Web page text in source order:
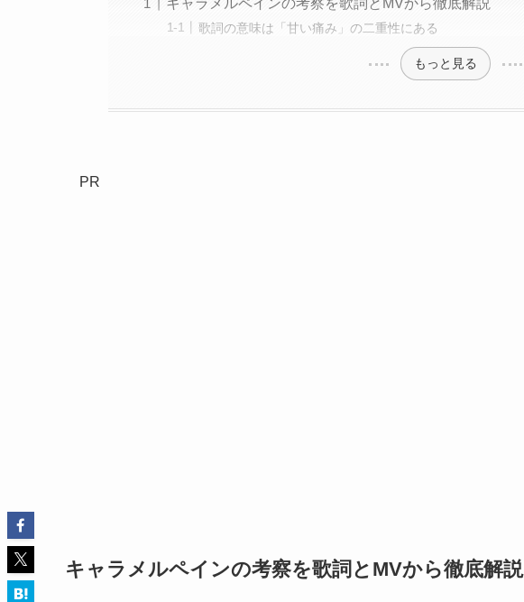
キャラメルペインの考察を歌詞とMVから徹底解説
歌詞の意味は「甘い痛み」の二重性にある
もっと見る
PR
キャラメルペインの考察を歌詞とMVから徹底解説